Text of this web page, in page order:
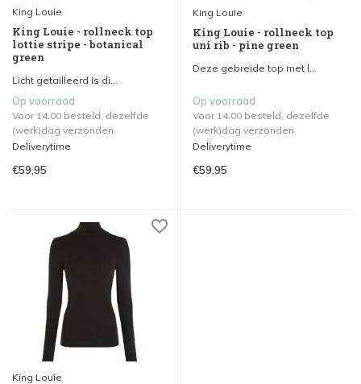
King Louie
King Louie - rollneck top
lottie stripe - botanical
green
Licht getailleerd is di...
Op voorraad
Voor 14.00 besteld, dezelfde
(werk)dag verzonden.
Deliverytime
€59,95
King Louie
King Louie - rollneck top
uni rib - pine green
Deze gebreide top met l...
Op voorraad
Voor 14.00 besteld, dezelfde
(werk)dag verzonden.
Deliverytime
€59,95
King Louie